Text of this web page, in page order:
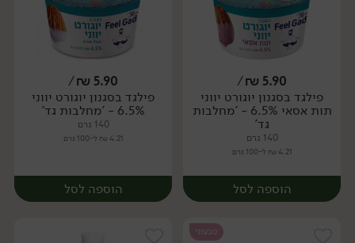
5.90
₪
/
פילגד בסגנון יוגורט יווני
תות אסאי 6.5% - 'מחלבות
גד'
140 גרם
4.21 ₪ ל-100 גרם
הוספה לסל
5.90
₪
/
פילגד בסגנון יוגורט יווני
6.5% - 'מחלבות גד'
140 גרם
4.21 ₪ ל-100 גרם
הוספה לסל
טבעוני